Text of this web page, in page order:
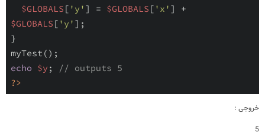
$GLOBALS [ 'y' ] = $GLOBALS [ 'x'
$GLOBALS [ 'y' ];
}
echo $y ;
// outputs 5
?>
خروجی :